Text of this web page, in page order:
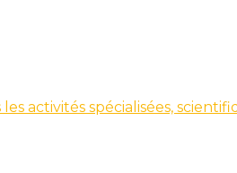
activités spécialisées,